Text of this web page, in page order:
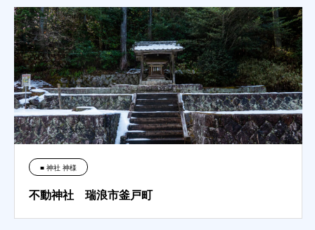
■ 神社 神様
不動神社 瑞浪市釜戸町